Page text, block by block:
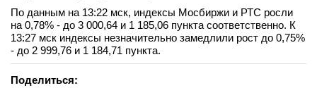
Мероприятия
Новости
По данным на 13:22 мск, индексы Мосбиржи и РТС росли
на 0,78% - до 3 000,64 и 1 185,06 пункта соответственно. К
13:27 мск индексы незначительно замедлили рост до 0,75%
- до 2 999,76 и 1 184,71 пункта.
Поделиться: